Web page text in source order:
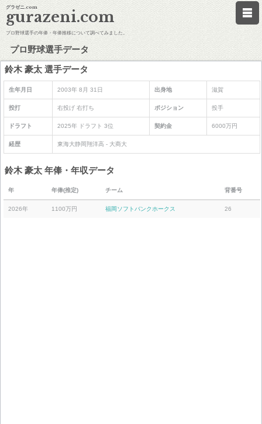
グラゼニ.com
gurazeni.com
プロ野球選手の年俸・年俸推移について調べてみました。
プロ野球選手データ
鈴木 豪太 選手データ
生年月日 2003年 8月 31日 出身地 滋賀
投打 右投げ 右打ち ポジション 投手
ドラフト 2025年 ドラフト 3位 契約金 6000万円
経歴 東海大静岡翔洋高 - 大商大
鈴木 豪太 年俸・年収データ
年 年俸(推定) チーム 背番号
2026年 1100万円 福岡ソフトバンクホークス 26